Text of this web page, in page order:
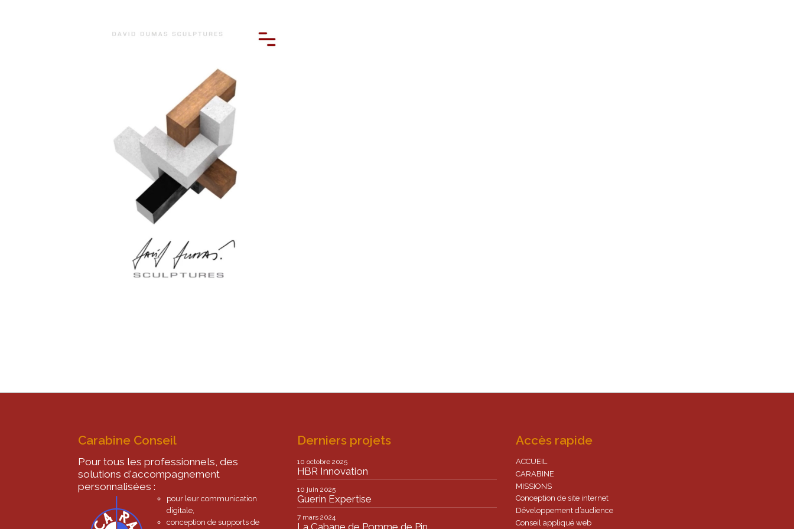
Carabine Conseil
Pour tous les professionnels, des
solutions d'accompagnement
personnalisées :
pour leur communication
digitale,
conception de supports de
Derniers projets
10 octobre 2025
HBR Innovation
10 juin 2025
Guerin Expertise
7 mars 2024
Accès rapide
ACCUEIL
CARABINE
MISSIONS
Conception de site internet
Développement d’audience
Conseil appliqué web